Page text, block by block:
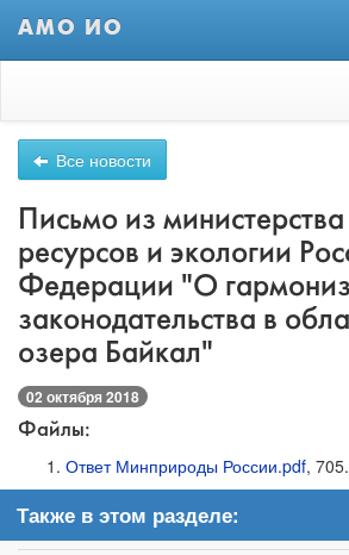
АМО ИО
Все новости
Письмо из
ресурсов и экологии
Федерации "О
законодательства в
озера Байкал"
02 октября 2018
Файлы:
Ответ Минприроды России.pdf,
Также в этом разделе: